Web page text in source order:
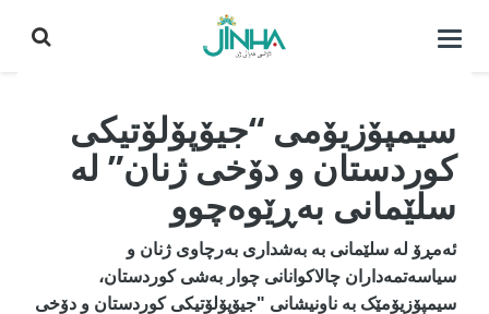
كردنه‌وه‌ی
سیمپۆزیۆمی “جیۆپۆلۆتیکی
کوردستان و دۆخی ژنان” لە
سلێمانی بەڕێوەچوو
ئەمڕۆ لە سلێمانی بە بەشداری بەرچاوی ژنان و
سیاسەتمەداران چالاکوانانی چوار بەشی کوردستان،
سیمپۆزیۆمێک بە ناونیشانی "جیۆپۆلۆتیکی کوردستان و دۆخی